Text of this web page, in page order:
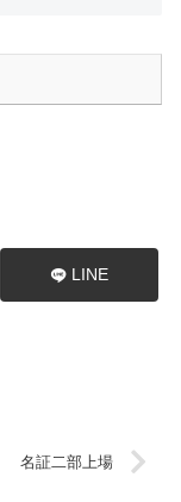
LINE
名証二部上場